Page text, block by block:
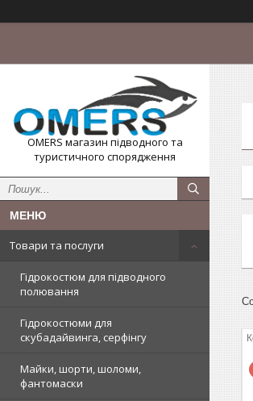
OMERS магазин підводного та
туристичного спорядження
Товари та послуги
Гідрокостюм для підводного
полювання
Гідрокостюми для
скубадайвинга, серфінгу
Майки, шорти, шоломи,
фантомаски